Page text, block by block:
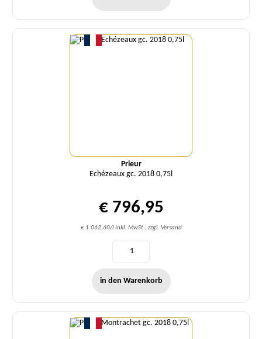
Prieur
Echézeaux gc. 2018 0,75l
€ 796,95
€ 1.062,60/l inkl. MwSt., zzgl. Versand
Menge
in den Warenkorb
Menge